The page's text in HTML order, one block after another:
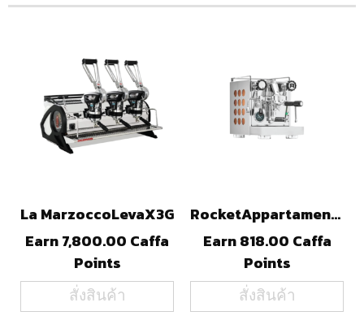
La MarzoccoLevaX3G
Earn 7,800.00 Caffa
Points
สั่งสินค้า
RocketAppartamento(Black/Copper)
Earn 818.00 Caffa
Points
สั่งสินค้า